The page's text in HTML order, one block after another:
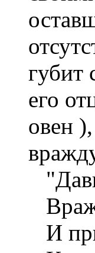
губит
его
овен
И